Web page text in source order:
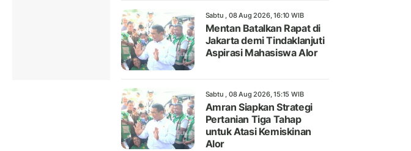
Sabtu , 08 Aug 2026, 16:10 WIB
Mentan Batalkan Rapat di
Jakarta demi Tindaklanjuti
Aspirasi Mahasiswa Alor
Sabtu , 08 Aug 2026, 15:15 WIB
Amran Siapkan Strategi
Pertanian Tiga Tahap
untuk Atasi Kemiskinan
Alor